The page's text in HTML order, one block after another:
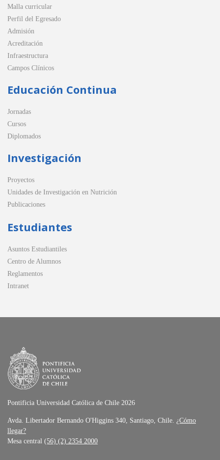
Malla curricular
Perfil del Egresado
Admisión
Acreditación
Infraestructura
Campos Clínicos
Educación Continua
Jornadas
Cursos
Diplomados
Investigación
Proyectos
Unidades de Investigación en Nutrición
Publicaciones
Estudiantes
Asuntos Estudiantiles
Centro de Alumnos
Reglamentos
Intranet
Pontificia Universidad Católica de Chile 2026
Avda. Libertador Bernando O'Higgins 340, Santiago, Chile. ¿Cómo
llegar?
Mesa central (56) (2) 2354 2000